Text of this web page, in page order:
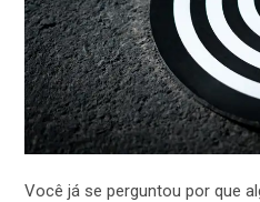
Você já se perguntou por que